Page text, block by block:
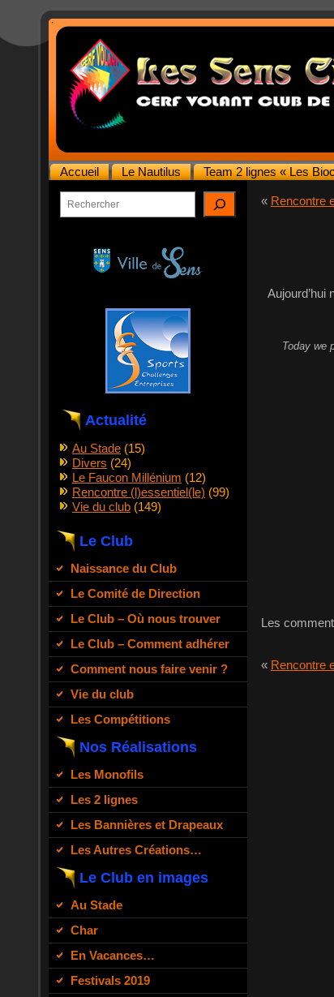
Accueil Le Nautilus Team 2 lignes « Les
Rechercher
Actualité
Au Stade (15)
Divers (24)
Le Faucon Millénium (12)
Rencontre (l)essentiel(le) (99)
Vie du club (149)
Le Club
Naissance du Club
Le Comité de Direction
Le Club – Où nous trouver
Le Club – Comment adhérer
Comment nous faire venir ?
Vie du club
Les Compétitions
Nos Réalisations
Les Monofils
Les 2 lignes
Les Bannières et Drapeaux
Les Autres Créations…
Le Club en images
Au Stade
Char
En Vacances…
Festivals 2019
« Rencontre
Aujourd’hui
Today we
Les
« Rencontre